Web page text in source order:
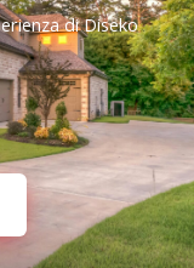
di Diseko